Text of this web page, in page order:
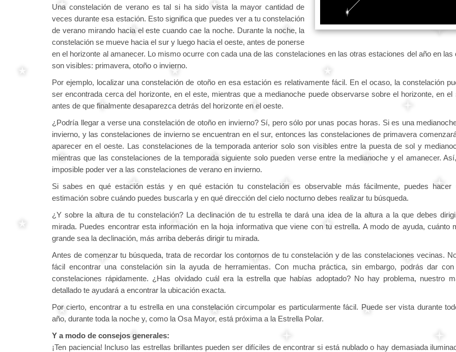
Una constelación de verano es tal si ha sido vista la mayor cantidad de
veces durante esa estación. Esto significa que puedes ver a tu constelación
de verano mirando hacia el este cuando cae la noche. Durante la noche, la
constelación se mueve hacia el sur y luego hacia el oeste, antes de ponerse
en el horizonte al amanecer. Lo mismo ocurre con cada una de las constelaciones en las otras estaciones del año en las
son visibles: primavera, otoño o invierno.
Por ejemplo, localizar una constelación de otoño en esa estación es relativamente fácil. En el ocaso, la constelación
ser encontrada cerca del horizonte, en el este, mientras que a medianoche puede observarse sobre el horizonte, en el
antes de que finalmente desaparezca detrás del horizonte en el oeste.
¿Podría llegar a verse una constelación de otoño en invierno? Sí, pero sólo por unas pocas horas. Si es una
invierno, y las constelaciones de invierno se encuentran en el sur, entonces las constelaciones de primavera
aparecer en el oeste. Las constelaciones de la temporada anterior solo son visibles entre la puesta de sol y
mientras que las constelaciones de la temporada siguiente solo pueden verse entre la medianoche y el amanecer.
imposible poder ver a las constelaciones de verano en invierno.
Si sabes en qué estación estás y en qué estación tu constelación es observable más fácilmente, puedes hacer
estimación sobre cuándo puedes buscarla y en qué dirección del cielo nocturno debes realizar tu búsqueda.
¿Y sobre la altura de tu constelación? La declinación de tu estrella te dará una idea de la altura a la que debes
mirada. Puedes encontrar esta información en la hoja informativa que viene con tu estrella. A modo de ayuda, cuánto
grande sea la declinación, más arriba deberás dirigir tu mirada.
Antes de comenzar tu búsqueda, trata de recordar los contornos de tu constelación y de las constelaciones vecinas.
fácil encontrar una constelación sin la ayuda de herramientas. Con mucha práctica, sin embargo, podrás dar
constelaciones rápidamente. ¿Has olvidado cuál era la estrella que habías adoptado? No hay problema, nuestro
detallado te ayudará a encontrar la ubicación exacta.
Por cierto, encontrar a tu estrella en una constelación circumpolar es particularmente fácil. Puede ser vista durante
año, durante toda la noche y, como la Osa Mayor, está próxima a la Estrella Polar.
Y a modo de consejos generales:
¡Ten paciencia! Incluso las estrellas brillantes pueden ser difíciles de encontrar si está nublado o hay demasiada